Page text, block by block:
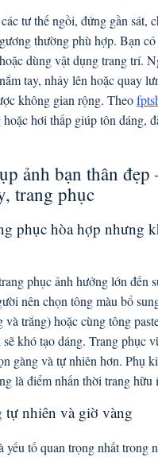
tư thế ngồi, đứng gần sát,
thường phù hợp. Bạn
dùng vật dụng trang trí.
tay, nhảy lên hoặc quay
không gian rộng. Theo
hơi thấp giúp tôn dáng,
ảnh bạn thân đẹp
trang phục
phục hòa hợp nhưng
phục ảnh hưởng lớn đến
nên chọn tông màu bổ
và trắng) hoặc cùng tông
khó tạo dáng. Trang phục
gàng và tự nhiên hơn. Phụ
là điểm nhấn thời trang hữu
tự nhiên và giờ vàng
yếu tố quan trọng nhất trong